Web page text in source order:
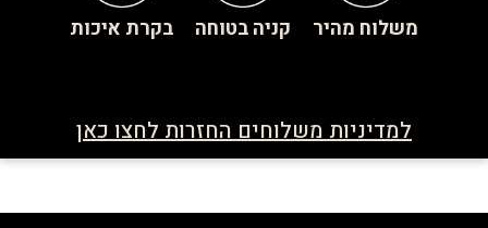
משלוח מהיר קניה בטוחה בקרת איכות
למדיניות משלוחים החזרות לחצו כאן